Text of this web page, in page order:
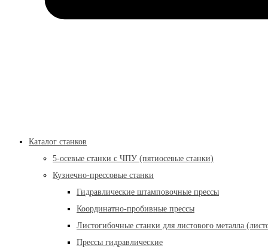
Каталог станков
5-осевые станки с ЧПУ (пятиосевые станки)
Кузнечно-прессовые станки
Гидравлические штамповочные прессы
Координатно-пробивные прессы
Листогибочные станки для листового металла
Прессы гидравлические